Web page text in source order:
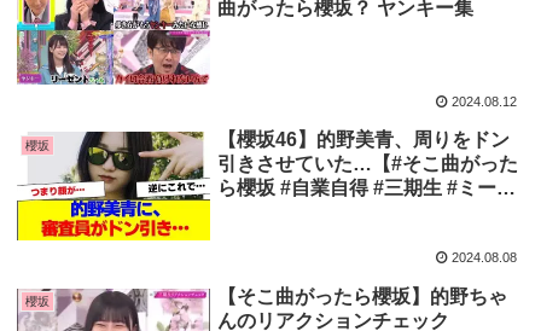
曲がったら櫻坂？ ヤンキー集
2024.08.12
櫻坂
【櫻坂46】的野美青、周りをドン
引きさせていた…【#そこ曲がった
ら櫻坂 #自業自得 #三期生 #ミーグ
2024.08.08
櫻坂
【そこ曲がったら櫻坂】的野ちゃ
んのリアクションチェック